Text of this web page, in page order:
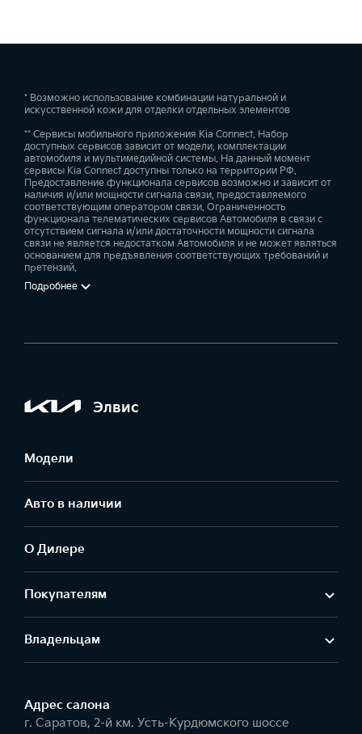
* Возможно использование комбинации натуральной и
искусственной кожи для отделки отдельных элементов
** Сервисы мобильного приложения Kia Connect. Набор
доступных сервисов зависит от модели, комплектации
автомобиля и мультимедийной системы. На данный момент
сервисы Kia Connect доступны только на территории РФ.
Предоставление функционала сервисов возможно и зависит от
наличия и/или мощности сигнала связи, предоставляемого
соответствующим оператором связи. Ограниченность
функционала телематических сервисов Автомобиля в связи с
отсутствием сигнала и/или достаточности мощности сигнала
связи не является недостатком Автомобиля и не может являться
основанием для предъявления соответствующих требований и
претензий.
Подробнее
Элвис
Модели
Авто в наличии
О Дилере
Покупателям
Владельцам
Адрес салонa
г. Саратов, 2-й км. Усть-Курдюмского шоссе